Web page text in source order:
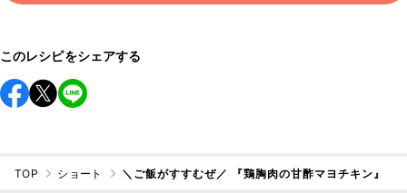
このレシピをシェアする
TOP ショート ＼ご飯がすすむぜ／ 『鶏胸肉の甘酢マヨチキン』